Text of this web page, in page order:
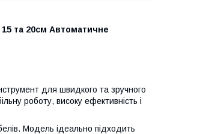
та 20см Автоматичне
для швидкого та зручного
роботу, високу ефективність і
Модель ідеально підходить